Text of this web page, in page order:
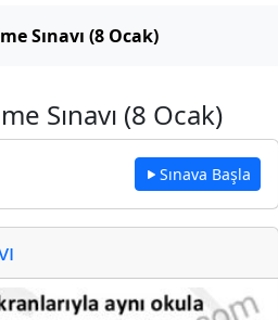
Sınavı (8 Ocak)
Sınavı (8 Ocak)
Sınava Başla